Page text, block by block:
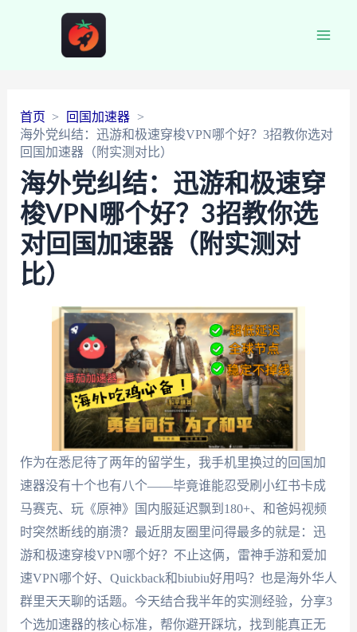
首页
回国加速器
海外党纠结：迅游和极速穿梭VPN哪个好？3招教你选对
回国加速器（附实测对比）
海外党纠结：迅游和极速穿
梭VPN哪个好？3招教你选
对回国加速器（附实测对
比）
作为在悉尼待了两年的留学生，我手机里换过的回国加
速器没有十个也有八个——毕竟谁能忍受刷小红书卡成
马赛克、玩《原神》国内服延迟飘到180+、和爸妈视频
时突然断线的崩溃？最近朋友圈里问得最多的就是：迅
游和极速穿梭VPN哪个好？不止这俩，雷神手游和爱加
速VPN哪个好、Quickback和biubiu好用吗？也是海外华人
群里天天聊的话题。今天结合我半年的实测经验，分享3
个选加速器的核心标准，帮你避开踩坑，找到能真正无